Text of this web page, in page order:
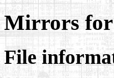
Mirrors
File